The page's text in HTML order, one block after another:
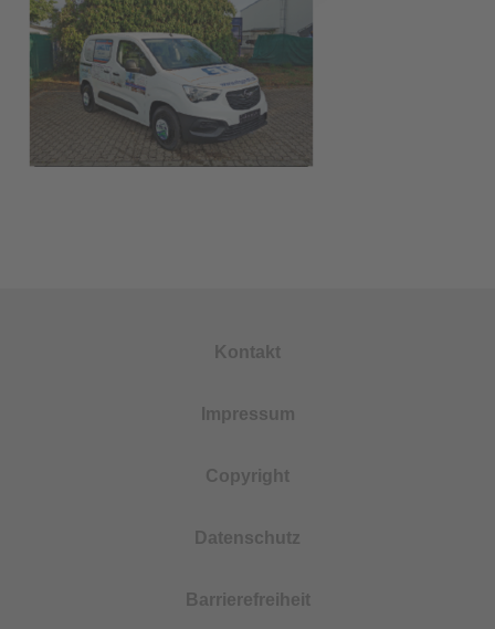
Kontakt
Impressum
Copyright
Datenschutz
Barrierefreiheit